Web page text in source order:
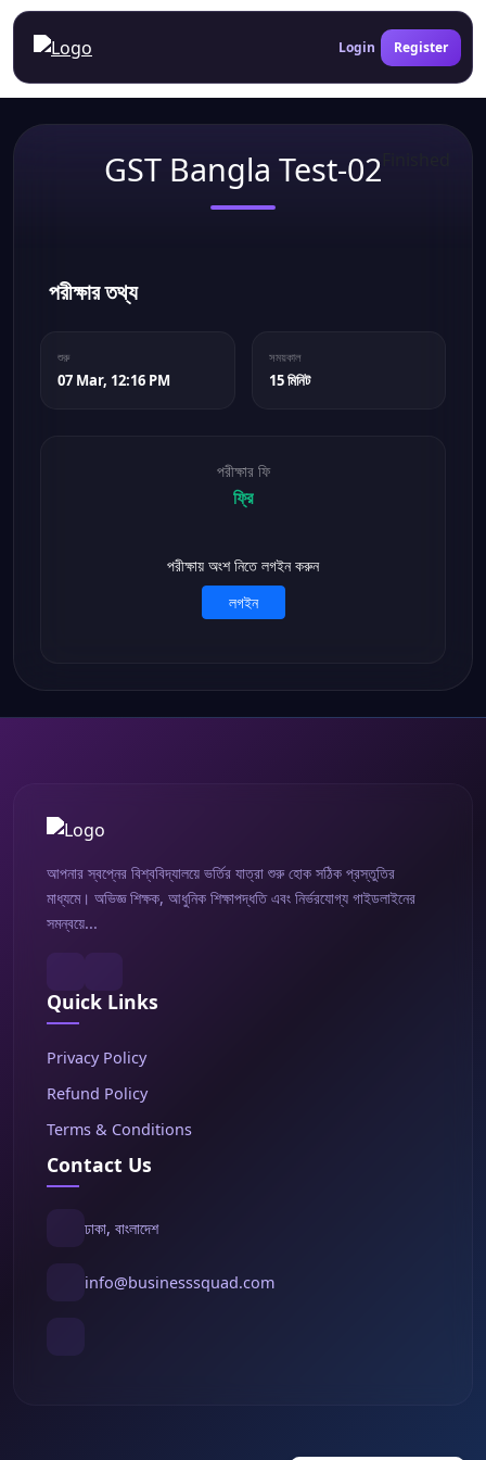
Login Register
GST Bangla Test-02
পরীক্ষার তথ্য
শুরু
07 Mar, 12:16 PM
সময়কাল
15 মিনিট
পরীক্ষার ফি
ফ্রি
পরীক্ষায় অংশ নিতে লগইন করুন
লগইন
আপনার স্বপ্নের বিশ্ববিদ্যালয়ে ভর্তির যাত্রা শুরু হোক সঠিক প্রস্তুতির
মাধ্যমে। অভিজ্ঞ শিক্ষক, আধুনিক শিক্ষাপদ্ধতি এবং নির্ভরযোগ্য গাইডলাইনের
সমন্বয়ে...
Quick Links
Privacy Policy
Refund Policy
Terms & Conditions
Contact Us
ঢাকা, বাংলাদেশ
info@businesssquad.com